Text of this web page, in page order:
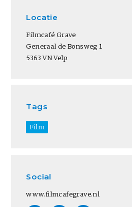
Locatie
Filmcafé Grave
Generaal de Bonsweg 1
5363 VN Velp
Tags
Film
Social
www.filmcafegrave.nl